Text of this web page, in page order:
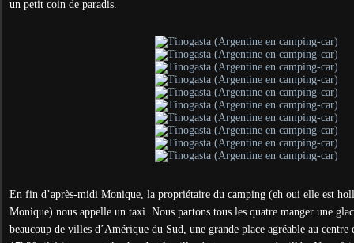
un petit coin de paradis.
En fin d’après-midi Monique, la propriétaire du camping (eh oui elle est
Monique) nous appelle un taxi. Nous partons tous les quatre manger une
beaucoup de villes d’Amérique du Sud, une grande place agréable au centre